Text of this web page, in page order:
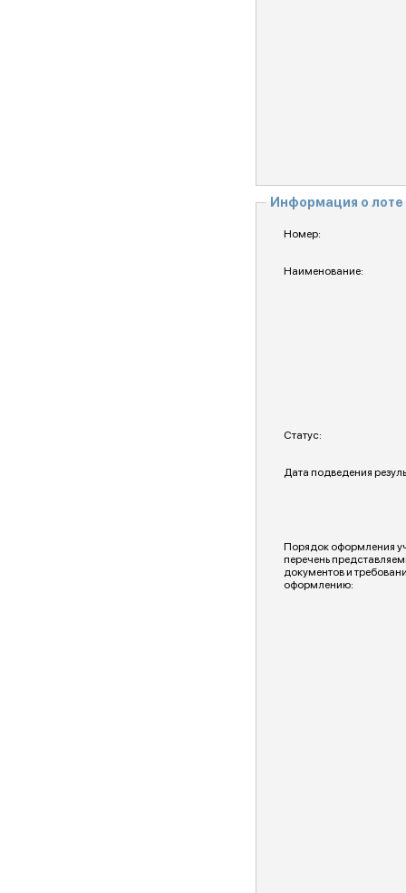
Информация о
Номер:
Наименование:
Статус:
Дата подведения
Порядок оформления
перечень
документов и
оформлению: